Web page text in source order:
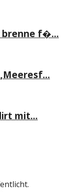
brenne f�...
mit...